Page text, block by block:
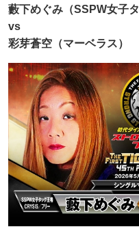
藪下めぐみ（SSPW女子
vs
彩芽蒼空（マーベラス）